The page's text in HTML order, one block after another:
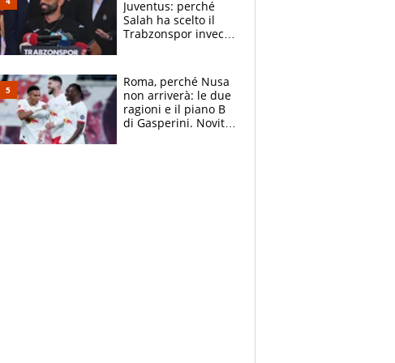
Juventus: perché
Salah ha scelto il
Trabzonspor invece
Roma, perché Nusa
non arriverà: le due
ragioni e il piano B
di Gasperini. Novità